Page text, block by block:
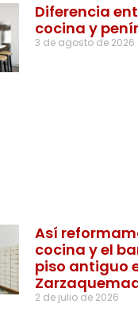
Diferencia
cocina y
3 de agosto de 2026
Así
cocina y el
piso antiguo
2 de julio de 2026